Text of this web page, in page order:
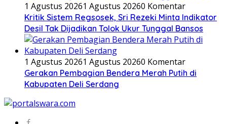
1 Agustus 20261 Agustus 20260 Komentar
Kritik Sistem Regsosek, Sri Rezeki Minta Indikator
Desil Tak Dijadikan Tolok Ukur Tunggal Bansos
1 Agustus 20261 Agustus 20260 Komentar
Gerakan Pembagian Bendera Merah Putih di
Kabupaten Deli Serdang